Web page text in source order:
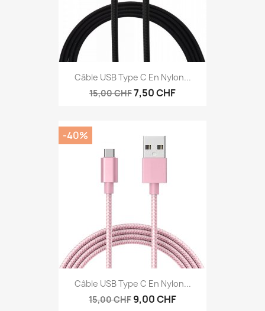
Câble USB Type C En Nylon...
15,00 CHF7,50 CHF
Câble USB Type C En Nylon...
15,00 CHF 9,00 CHF
-40%